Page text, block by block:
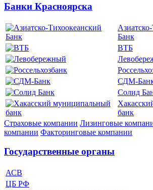
Банки Красноярска
Банк
ВТБ
СДМ-
Солид
банк
Страховые компании Лизинговые
компании Факторинговые компании
Государственные органы
АСВ
ЦБ РФ